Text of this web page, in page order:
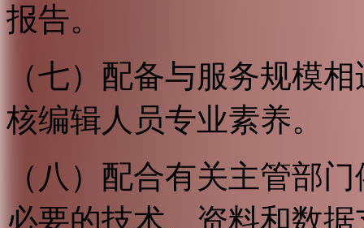
报告。
（七）配备与服务规模
核编辑人员专业素养。
（八）配合有关主管部
必要的技术、资料和数